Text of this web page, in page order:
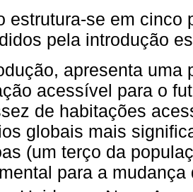
estrutura-se em cinco
pela introdução
apresenta uma
acessível para o
de habitações
globais mais
(um terço da
para a